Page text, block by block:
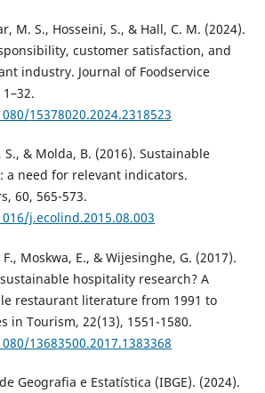
M. S., Hosseini, S., & Hall, C. M. (2024).
customer satisfaction, and
industry. Journal of Foodservice
15378020.2024.2318523
S., & Molda, B. (2016). Sustainable
a need for relevant indicators.
60, 565-573.
j.ecolind.2015.08.003
Moskwa, E., & Wijesinghe, G. (2017).
hospitality research? A
restaurant literature from 1991 to
in Tourism, 22(13), 1551-1580.
13683500.2017.1383368
Geografia e Estatística (IBGE). (2024).